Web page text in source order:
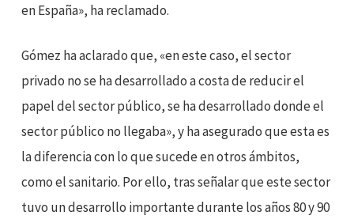
en España», ha reclamado.
Gómez ha aclarado que, «en este caso, el sector
privado no se ha desarrollado a costa de reducir el
papel del sector público, se ha desarrollado donde el
sector público no llegaba», y ha asegurado que esta es
la diferencia con lo que sucede en otros ámbitos,
como el sanitario. Por ello, tras señalar que este sector
tuvo un desarrollo importante durante los años 80 y 90